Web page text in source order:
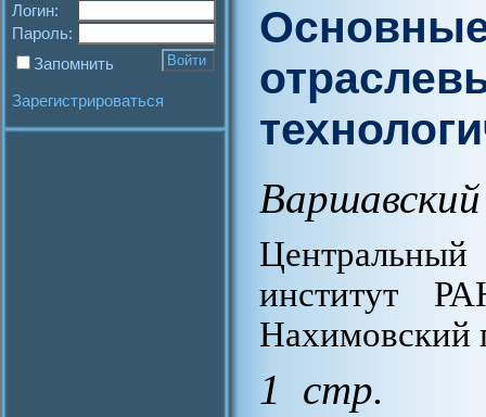
Логин:
Пароль:
Запомнить
Зарегистрироваться
институт
Нахимовский
1 стр.